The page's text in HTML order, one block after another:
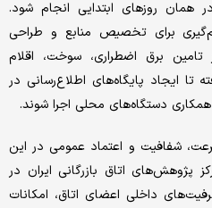
همان روزهای ابتدایی انجام شود.
برای تخصیص منابع و طراحی
برق اضطراری، سوخت، اقلام
ایجاد پایگاه‌های اطلاع‌رسانی در
دستگاه‌های محلی اجرا شوند.
شفافیت و اعتماد عمومی در این
پژوهش‌های اتاق بازرگانی ایران در
داخلی اعضای اتاق، امکانات